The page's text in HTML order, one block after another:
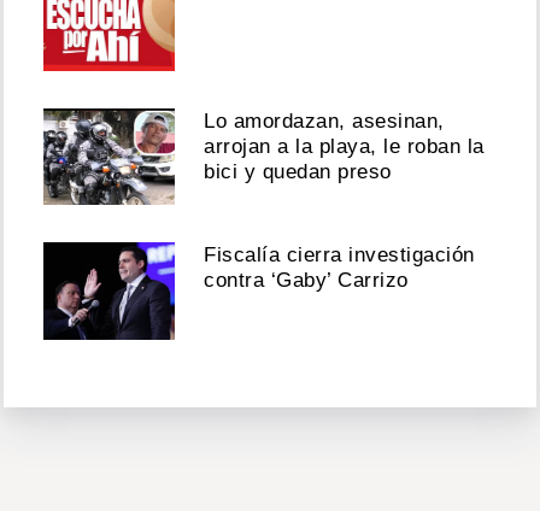
Lo amordazan, asesinan,
arrojan a la playa, le roban la
bici y quedan preso
Fiscalía cierra investigación
contra ‘Gaby’ Carrizo